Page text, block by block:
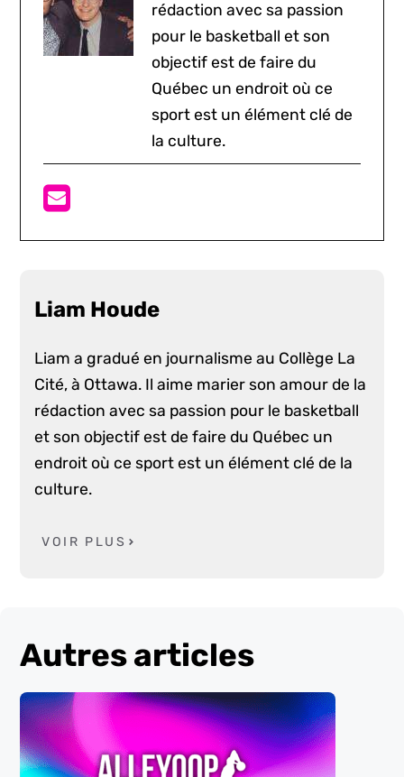
rédaction avec sa passion
pour le basketball et son
objectif est de faire du
Québec un endroit où ce
sport est un élément clé de
la culture.
Liam Houde
Liam a gradué en journalisme au Collège La
Cité, à Ottawa. Il aime marier son amour de la
rédaction avec sa passion pour le basketball
et son objectif est de faire du Québec un
endroit où ce sport est un élément clé de la
culture.
VOIR PLUS
Autres articles